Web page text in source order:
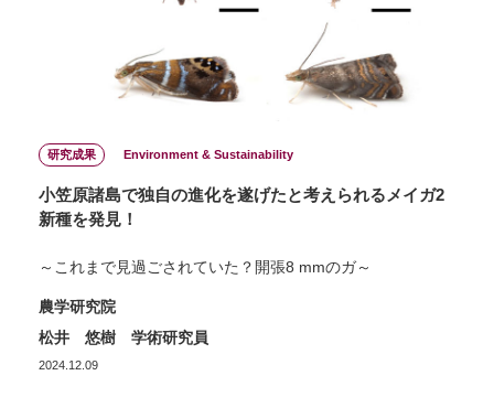
研究成果 Environment & Sustainability
小笠原諸島で独自の進化を遂げたと考えられるメイガ2
新種を発見！
～これまで見過ごされていた？開張8 mmのガ～
農学研究院
松井 悠樹 学術研究員
2024.12.09